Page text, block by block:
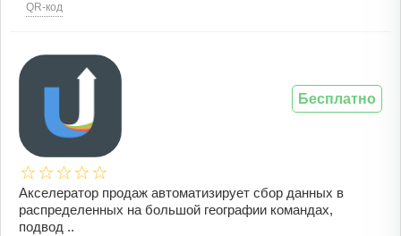
QR-код
Акселератор продаж автоматизирует сбор данных в
распределенных на большой географии командах,
подвод ..
Бесплатно